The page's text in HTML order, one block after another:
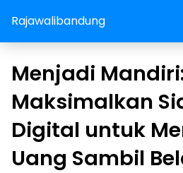
Rajawalibandung
Menjadi
Maksimalkan
Digital untuk
Uang Sambil